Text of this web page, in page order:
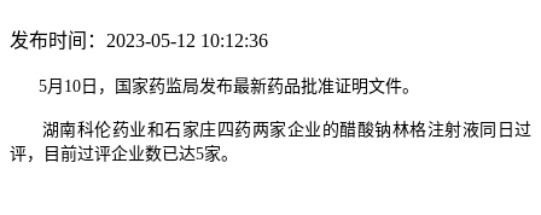
发布时间：2023-05-12 10:12:36
5月10日，国家药监局发布最新药品批准证明文件。
湖南科伦药业和石家庄四药两家企业的醋酸钠林格注射液同日过
评，目前过评企业数已达5家。